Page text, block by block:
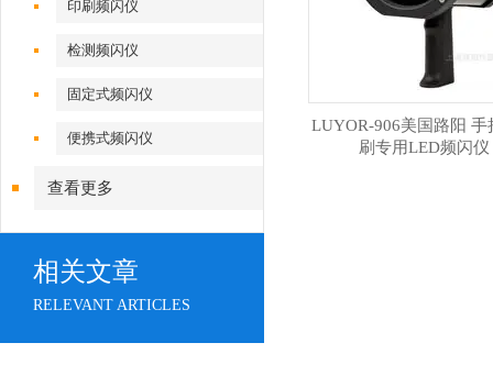
印刷频闪仪
检测频闪仪
固定式频闪仪
便携式频闪仪
查看更多
相关文章
RELEVANT ARTICLES
LUYOR-906美国路阳 手
刷专用LED频闪仪